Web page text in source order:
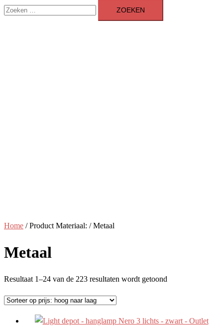
menu
Zoeken
naar:
Home / Product Materiaal: / Metaal
Metaal
Resultaat 1–24 van de 223 resultaten wordt getoond
hoog